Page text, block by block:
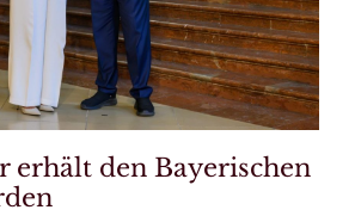
erhält den Bayerischen